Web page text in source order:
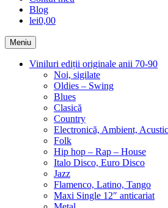
Blog
lei0,00
Meniu
Viniluri ediții originale anii 70-90
Noi, sigilate
Oldies – Swing
Blues
Clasică
Country
Electronică, Ambient,
Folk
Hip hop – Rap – House
Italo Disco, Euro Disco
Jazz
Flamenco, Latino, Tango
Maxi Single 12″ anticariat